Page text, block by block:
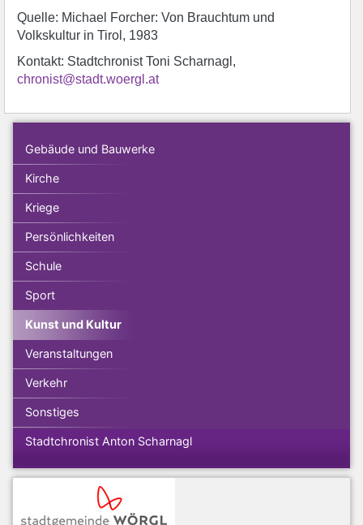
Quelle: Michael Forcher: Von Brauchtum und
Volkskultur in Tirol, 1983
Kontakt: Stadtchronist Toni Scharnagl,
chronist@stadt.woergl.at
Gebäude und Bauwerke
Kirche
Kriege
Persönlichkeiten
Schule
Sport
Kunst und Kultur
Veranstaltungen
Verkehr
Sonstiges
Stadtchronist Anton Scharnagl